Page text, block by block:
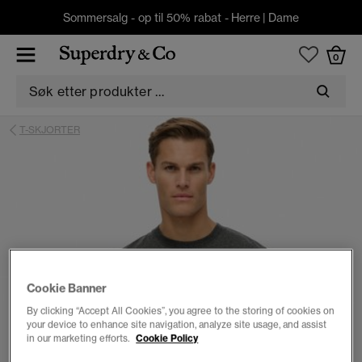
Sommersalg - op til 50% rabat - Herre | Dame
0
T-SKJORTER
Cookie Banner
By clicking “Accept All Cookies”, you agree to the storing of cookies on
your device to enhance site navigation, analyze site usage, and assist
in our marketing efforts. Cookie Policy